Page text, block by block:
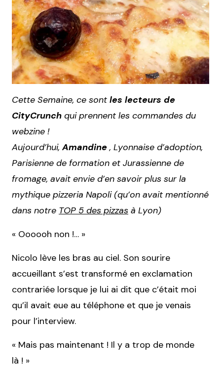
Cette Semaine, ce sont les lecteurs de
CityCrunch qui prennent les commandes du
webzine !
Aujourd’hui,Amandine, Lyonnaise d’adoption,
Parisienne de formation et Jurassienne de
fromage, avait envie d’en savoir plus sur la
mythique pizzeria Napoli (qu’on avait mentionné
dans notre TOP 5 des pizzas à Lyon)
« Oooooh non !… »
Nicolo lève les bras au ciel. Son sourire
accueillant s’est transformé en exclamation
contrariée lorsque je lui ai dit que c’était moi
qu’il avait eue au téléphone et que je venais
pour l’interview.
« Mais pas maintenant ! Il y a trop de monde
là ! »